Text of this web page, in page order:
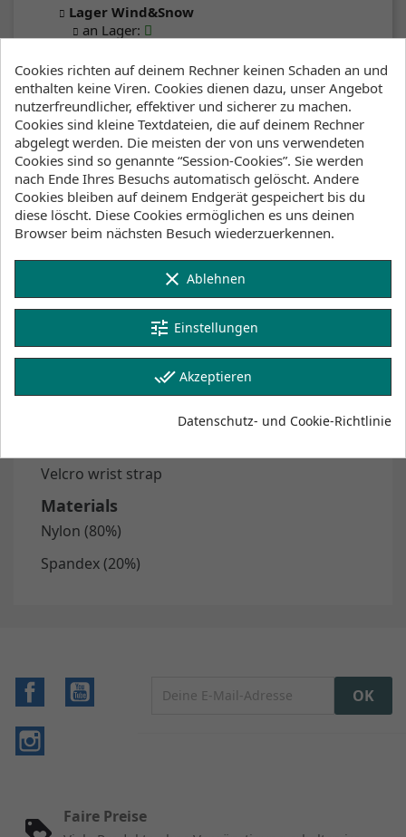
Lager Wind&Snow
an Lager:
Klicke hier um die Lagerbestände anzuzeigen
Beschreibung
Artikeldetails
Lagerbestand
The Rash Glove Neoprene is a savior for wind
and kitesurfers who may suffer from blistering
on the hands after repeatedly gripping the bar
or boom too tight. Featuring an amara
(synthetic leather) palm and Velcro wrist strap
to find your perfect fit,the Rash Gloves
combine ultimate protection with minimal
product code: 35015.230305
Velcro wrist strap
Materials
Nylon (80%)
Spandex (20%)
Facebook
Faire Preise
Cookies richten auf deinem Rechner keinen Schaden an und
enthalten keine Viren. Cookies dienen dazu, unser Angebot
nutzerfreundlicher, effektiver und sicherer zu machen.
Cookies sind kleine Textdateien, die auf deinem Rechner
abgelegt werden. Die meisten der von uns verwendeten
Cookies sind so genannte “Session-Cookies”. Sie werden
nach Ende Ihres Besuchs automatisch gelöscht. Andere
Cookies bleiben auf deinem Endgerät gespeichert bis du
diese löscht. Diese Cookies ermöglichen es uns deinen
Browser beim nächsten Besuch wiederzuerkennen.
clear Ablehnen
tune Einstellungen
done_all Akzeptieren
Datenschutz- und Cookie-Richtlinie